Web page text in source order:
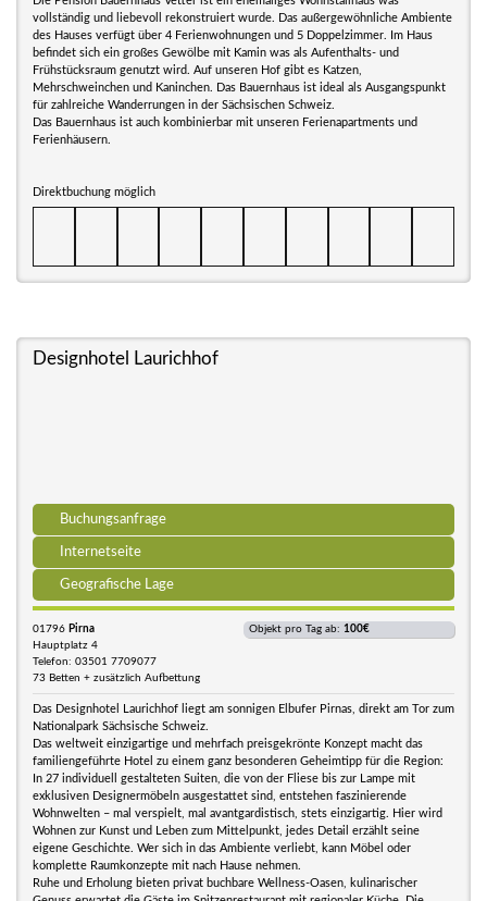
vollständig und liebevoll rekonstruiert wurde. Das außergewöhnliche Ambiente
des Hauses verfügt über 4 Ferienwohnungen und 5 Doppelzimmer. Im Haus
befindet sich ein großes Gewölbe mit Kamin was als Aufenthalts- und
Frühstücksraum genutzt wird. Auf unseren Hof gibt es Katzen,
Mehrschweinchen und Kaninchen. Das Bauernhaus ist ideal als Ausgangspunkt
für zahlreiche Wanderrungen in der Sächsischen Schweiz.
Das Bauernhaus ist auch kombinierbar mit unseren Ferienapartments und
Ferienhäusern.
Direktbuchung möglich
Designhotel Laurichhof
Buchungsanfrage
Internetseite
Geografische Lage
01796 Pirna
Hauptplatz 4
Telefon: 03501 7709077
73 Betten + zusätzlich Aufbettung
Objekt pro Tag ab: 100€
Das Designhotel Laurichhof liegt am sonnigen Elbufer Pirnas, direkt am Tor zum
Nationalpark Sächsische Schweiz.
Das weltweit einzigartige und mehrfach preisgekrönte Konzept macht das
familiengeführte Hotel zu einem ganz besonderen Geheimtipp für die Region:
In 27 individuell gestalteten Suiten, die von der Fliese bis zur Lampe mit
exklusiven Designermöbeln ausgestattet sind, entstehen faszinierende
Wohnwelten – mal verspielt, mal avantgardistisch, stets einzigartig. Hier wird
Wohnen zur Kunst und Leben zum Mittelpunkt, jedes Detail erzählt seine
eigene Geschichte. Wer sich in das Ambiente verliebt, kann Möbel oder
komplette Raumkonzepte mit nach Hause nehmen.
Ruhe und Erholung bieten privat buchbare Wellness-Oasen, kulinarischer